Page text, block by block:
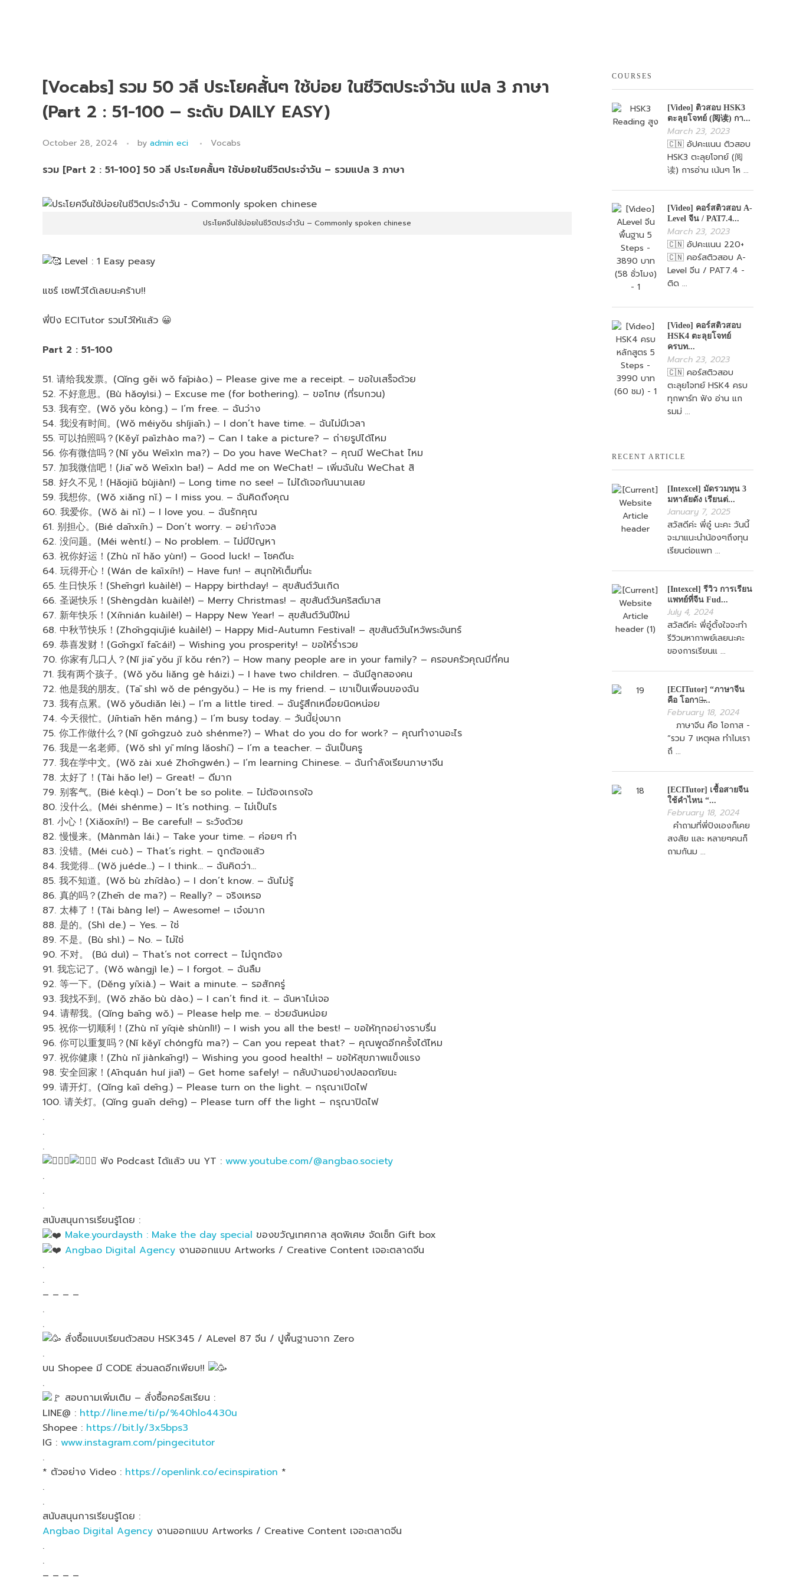
[Vocabs] รวม 50 วลี ประโยคสั้นๆ ใช้บ่อย ในชีวิตประจำวัน แปล 3 ภาษา
(Part 2 : 51-100 – ระดับ DAILY EASY)
October 28, 2024 by admin eci Vocabs
รวม [Part 2 : 51-100] 50 วลี ประโยคสั้นๆ ใช้บ่อยในชีวิตประจำวัน – รวมแปล 3 ภาษา
ประโยคจีนใช้บ่อยในชีวิตประจำวัน – Commonly spoken chinese
Level : 1 Easy peasy
แชร์ เซฟไว้ได้เลยนะคร้าบ!!
พี่ปิง ECITutor รวมไว้ให้แล้ว 😀
Part 2 : 51-100
51. 请给我发票。(Qǐng gěi wǒ fāpiào.) – Please give me a receipt. – ขอใบเสร็จด้วย
52. 不好意思。(Bù hǎoyìsi.) – Excuse me (for bothering). – ขอโทษ (ที่รบกวน)
53. 我有空。(Wǒ yǒu kòng.) – I’m free. – ฉันว่าง
54. 我没有时间。(Wǒ méiyǒu shíjiān.) – I don’t have time. – ฉันไม่มีเวลา
55. 可以拍照吗？(Kěyǐ pāizhào ma?) – Can I take a picture? – ถ่ายรูปได้ไหม
56. 你有微信吗？(Nǐ yǒu Wēixìn ma?) – Do you have WeChat? – คุณมี WeChat ไหม
57. 加我微信吧！(Jiā wǒ Wēixìn ba!) – Add me on WeChat! – เพิ่มฉันใน WeChat สิ
58. 好久不见！(Hǎojiǔ bùjiàn!) – Long time no see! – ไม่ได้เจอกันนานเลย
59. 我想你。(Wǒ xiǎng nǐ.) – I miss you. – ฉันคิดถึงคุณ
60. 我爱你。(Wǒ ài nǐ.) – I love you. – ฉันรักคุณ
61. 别担心。(Bié dānxīn.) – Don’t worry. – อย่ากังวล
62. 没问题。(Méi wèntí.) – No problem. – ไม่มีปัญหา
63. 祝你好运！(Zhù nǐ hǎo yùn!) – Good luck! – โชคดีนะ
64. 玩得开心！(Wán de kāixīn!) – Have fun! – สนุกให้เต็มที่นะ
65. 生日快乐！(Shēngrì kuàilè!) – Happy birthday! – สุขสันต์วันเกิด
66. 圣诞快乐！(Shèngdàn kuàilè!) – Merry Christmas! – สุขสันต์วันคริสต์มาส
67. 新年快乐！(Xīnnián kuàilè!) – Happy New Year! – สุขสันต์วันปีใหม่
68. 中秋节快乐！(Zhōngqiūjié kuàilè!) – Happy Mid-Autumn Festival! – สุขสันต์วันไหว้พระจันทร์
69. 恭喜发财！(Gōngxǐ fācái!) – Wishing you prosperity! – ขอให้ร่ำรวย
70. 你家有几口人？(Nǐ jiā yǒu jǐ kǒu rén?) – How many people are in your family? – ครอบครัวคุณมีกี่คน
71. 我有两个孩子。(Wǒ yǒu liǎng gè háizi.) – I have two children. – ฉันมีลูกสองคน
72. 他是我的朋友。(Tā shì wǒ de péngyǒu.) – He is my friend. – เขาเป็นเพื่อนของฉัน
73. 我有点累。(Wǒ yǒudiǎn lèi.) – I’m a little tired. – ฉันรู้สึกเหนื่อยนิดหน่อย
74. 今天很忙。(Jīntiān hěn máng.) – I’m busy today. – วันนี้ยุ่งมาก
75. 你工作做什么？(Nǐ gōngzuò zuò shénme?) – What do you do for work? – คุณทำงานอะไร
76. 我是一名老师。(Wǒ shì yī míng lǎoshī.) – I’m a teacher. – ฉันเป็นครู
77. 我在学中文。(Wǒ zài xué Zhōngwén.) – I’m learning Chinese. – ฉันกำลังเรียนภาษาจีน
78. 太好了！(Tài hǎo le!) – Great! – ดีมาก
79. 别客气。(Bié kèqì.) – Don’t be so polite. – ไม่ต้องเกรงใจ
80. 没什么。(Méi shénme.) – It’s nothing. – ไม่เป็นไร
81. 小心！(Xiǎoxīn!) – Be careful! – ระวังด้วย
82. 慢慢来。(Mànmàn lái.) – Take your time. – ค่อยๆ ทำ
83. 没错。(Méi cuò.) – That’s right. – ถูกต้องแล้ว
84. 我觉得… (Wǒ juéde…) – I think… – ฉันคิดว่า…
85. 我不知道。(Wǒ bù zhīdào.) – I don’t know. – ฉันไม่รู้
86. 真的吗？(Zhēn de ma?) – Really? – จริงเหรอ
87. 太棒了！(Tài bàng le!) – Awesome! – เจ๋งมาก
88. 是的。(Shì de.) – Yes. – ใช่
89. 不是。(Bù shì.) – No. – ไม่ใช่
90. 不对。 (Bú duì) – That’s not correct – ไม่ถูกต้อง
91. 我忘记了。(Wǒ wàngjì le.) – I forgot. – ฉันลืม
92. 等一下。(Děng yīxià.) – Wait a minute. – รอสักครู่
93. 我找不到。(Wǒ zhǎo bù dào.) – I can’t find it. – ฉันหาไม่เจอ
94. 请帮我。(Qǐng bāng wǒ.) – Please help me. – ช่วยฉันหน่อย
95. 祝你一切顺利！(Zhù nǐ yīqiè shùnlì!) – I wish you all the best! – ขอให้ทุกอย่างราบรื่น
96. 你可以重复吗？(Nǐ kěyǐ chóngfù ma?) – Can you repeat that? – คุณพูดอีกครั้งได้ไหม
97. 祝你健康！(Zhù nǐ jiànkāng!) – Wishing you good health! – ขอให้สุขภาพแข็งแรง
98. 安全回家！(Ānquán huí jiā!) – Get home safely! – กลับบ้านอย่างปลอดภัยนะ
99. 请开灯。(Qǐng kāi dēng.) – Please turn on the light. – กรุณาเปิดไฟ
100. 请关灯。(Qǐng guān dēng) – Please turn off the light – กรุณาปิดไฟ
.
.
.
ฟัง Podcast ได้แล้ว บน YT : www.youtube.com/@angbao.society
.
.
.
สนับสนุนการเรียนรู้โดย :
Make.yourdaysth : Make the day special ของขวัญเทศกาล สุดพิเศษ จัดเซ็ท Gift box
Angbao Digital Agency งานออกแบบ Artworks / Creative Content เจอะตลาดจีน
.
.
– – – –
.
.
สั่งซื้อแบบเรียนตัวสอบ HSK345 / ALevel 87 จีน / ปูพื้นฐานจาก Zero
.
บน Shopee มี CODE ส่วนลดอีกเพียบ!!
.
สอบถามเพิ่มเติม – สั่งซื้อคอร์สเรียน :
LINE@ : http://line.me/ti/p/%40hlo4430u
Shopee : https://bit.ly/3x5bps3
IG : www.instagram.com/pingecitutor
.
* ตัวอย่าง Video : https://openlink.co/ecinspiration *
.
.
สนับสนุนการเรียนรู้โดย :
Angbao Digital Agency งานออกแบบ Artworks / Creative Content เจอะตลาดจีน
.
.
– – – –
COURSES
[Video] ติวสอบ HSK3
ตะลุยโจทย์ (阅读) กา...
March 23, 2023
🇨🇳 อัปคะแนน ติวสอบ
HSK3 ตะลุยโจทย์ (阅
读) การอ่าน เน้นๆ โห ...
[Video] คอร์สติวสอบ A-
Level จีน / PAT7.4...
March 23, 2023
🇨🇳 อัปคะแนน 220+
🇨🇳 คอร์สติวสอบ A-
Level จีน / PAT7.4 -
ติด ...
[Video] คอร์สติวสอบ
HSK4 ตะลุยโจทย์
ครบท...
March 23, 2023
🇨🇳 คอร์สติวสอบ
ตะลุยโจทย์ HSK4 ครบ
ทุกพาร์ท ฟัง อ่าน แก
รมม่ ...
RECENT ARTICLE
[Intexcel] มัดรวมทุน 3
มหาลัยดัง เรียนต่...
January 7, 2025
สวัสดีค่ะ พี่อู๋ นะคะ วันนี้
จะมาแนะนำน้องๆถึงทุน
เรียนต่อแพท ...
[Intexcel] รีวิว การเรียน
แพทย์ที่จีน Fud...
July 4, 2024
สวัสดีค่ะ พี่อู๋ตั้งใจจะทำ
รีวิวมหากาพย์เลยนะคะ
ของการเรียนแ ...
[ECITutor] “ภาษาจีน
คือ โอกาส̶...
February 18, 2024
ภาษาจีน คือ โอกาส -
“รวม 7 เหตุผล ทำไมเรา
ถึ ...
[ECITutor] เชื้อสายจีน
ใช้คำไหน “...
February 18, 2024
คำถามที่พี่ปิงเองก็เคย
สงสัย และ หลายๆคนก็
ถามกันม ...